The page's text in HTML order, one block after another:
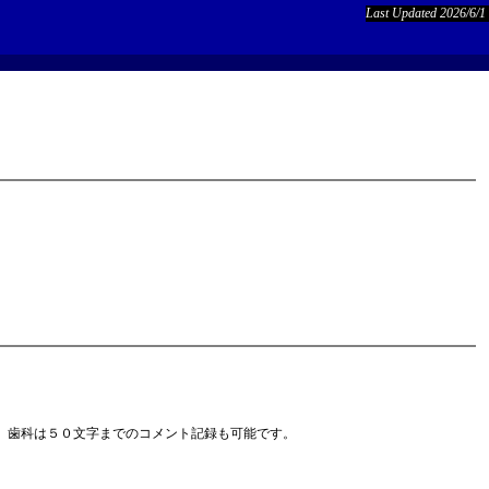
Last Updated 2026/6/1
科は５０文字までのコメント記録も可能です。